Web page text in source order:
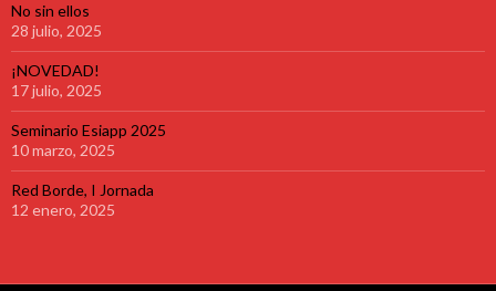
No sin ellos
28 julio, 2025
¡NOVEDAD!
17 julio, 2025
Seminario Esiapp 2025
10 marzo, 2025
Red Borde, I Jornada
12 enero, 2025